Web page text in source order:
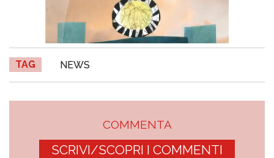
TAG NEWS
COMMENTA
SCRIVI/SCOPRI I COMMENTI